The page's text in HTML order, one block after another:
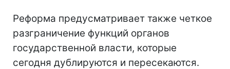
Реформа предусматривает также четкое
разграничение функций органов
государственной власти, которые
сегодня дублируются и пересекаются.